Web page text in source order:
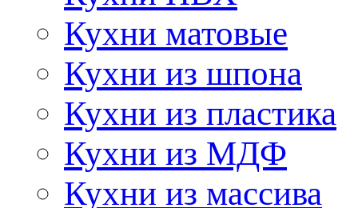
Кухни матовые
Кухни из шпона
Кухни из пластика
Кухни из МДФ
Кухни из массива